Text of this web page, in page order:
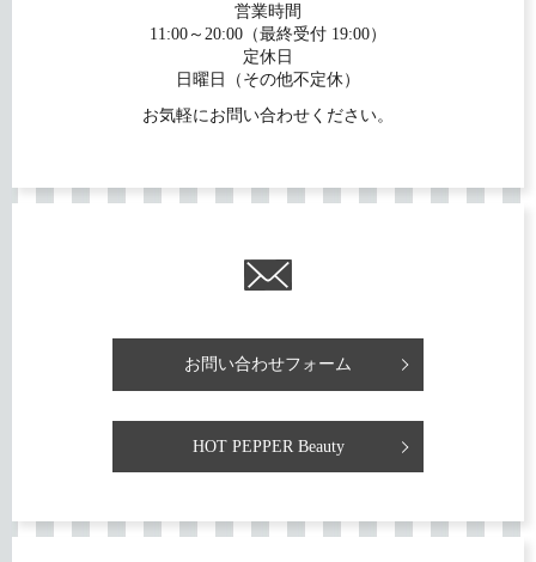
営業時間
11:00～20:00（最終受付 19:00）
定休日
日曜日（その他不定休）
お気軽にお問い合わせください。
お問い合わせフォーム
HOT PEPPER Beauty